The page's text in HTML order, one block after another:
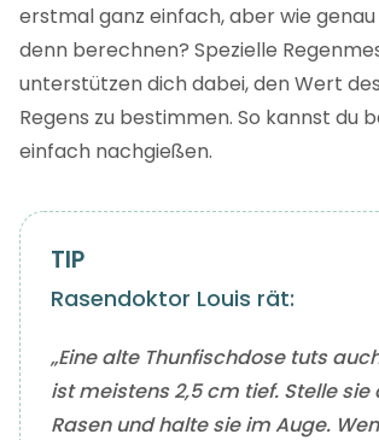
erstmal ganz einfach, aber wie
denn berechnen? Spezielle
unterstützen dich dabei, den Wert
Regens zu bestimmen. So kannst du
einfach nachgießen.
Rasendoktor Louis rät:
„Eine alte Thunfischdose tuts
ist meistens 2,5 cm tief. Stelle sie
Rasen und halte sie im Auge.